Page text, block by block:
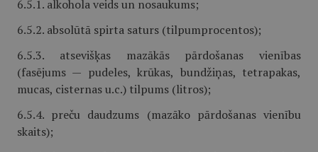
6.5.1. alkohola veids un nosaukums;
6.5.2. absolūtā spirta saturs (tilpumprocentos);
6.5.3. atsevišķas mazākās pārdošanas vienības
(fasējums — pudeles, krūkas, bundžiņas, tetrapakas,
mucas, cisternas u.c.) tilpums (litros);
6.5.4. preču daudzums (mazāko pārdošanas vienību
skaits);